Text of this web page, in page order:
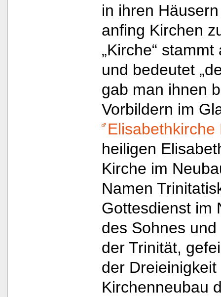
in ihren
anfing Kirchen
„Kirche“
und bedeutet
gab man ihnen
Vorbildern im
Elisabethkirche
heiligen
Kirche im
Namen
Gottesdienst im
des Sohnes
der Trinität,
der
Kirchenneubau